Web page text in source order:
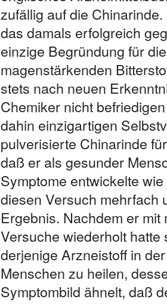
zufällig auf die
das damals erfolgreich
einzige Begründung für
magenstärkenden
stets nach neuen
Chemiker nicht
dahin einzigartigen
pulverisierte Chinarinde
daß er als gesunder
Symptome entwickelte
diesen Versuch mehrfach
Ergebnis. Nachdem er
Versuche wiederholt
derjenige Arzneistoff in
Menschen zu heilen,
Symptombild ähnelt, daß